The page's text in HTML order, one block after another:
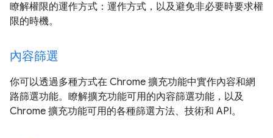
瞭解權限的運作方式：運作方式，以及避免非必要時要求權
限的時機。
內容篩選
你可以透過多種方式在 Chrome 擴充功能中實作內容和網
路篩選功能。瞭解擴充功能可用的內容篩選功能，以及
Chrome 擴充功能可用的各種篩選方法、技術和 API。